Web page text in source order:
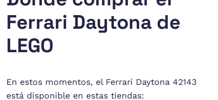
Ferrari Daytona de
LEGO
En estos momentos, el Ferrari Daytona 42143
está disponible en estas tiendas: